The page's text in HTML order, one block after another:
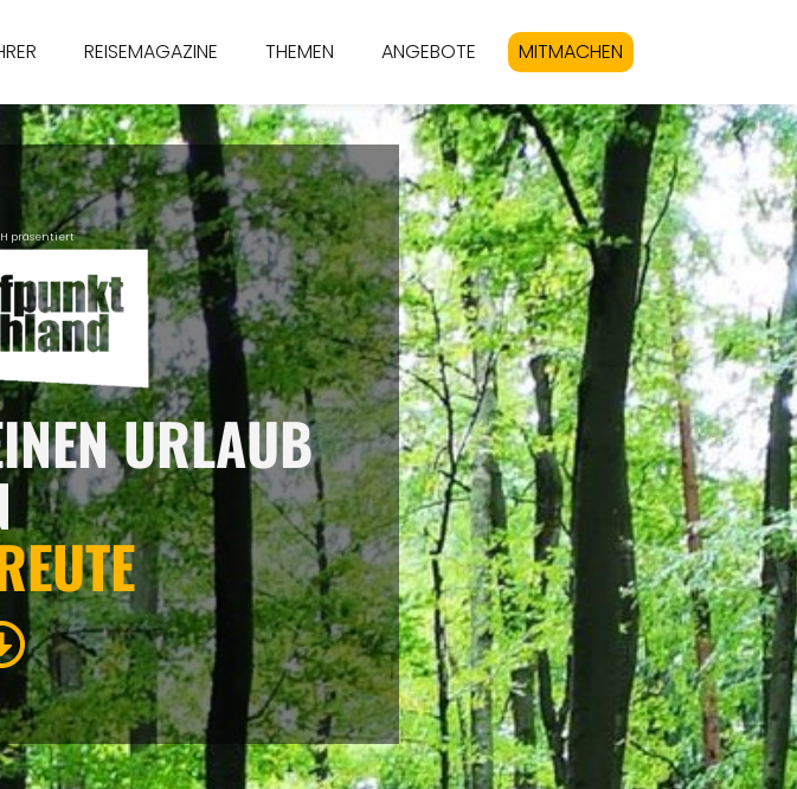
REISEMAGAZINE THEMEN ANGEBOTE MITMACHEN
präsentiert
URLAUB